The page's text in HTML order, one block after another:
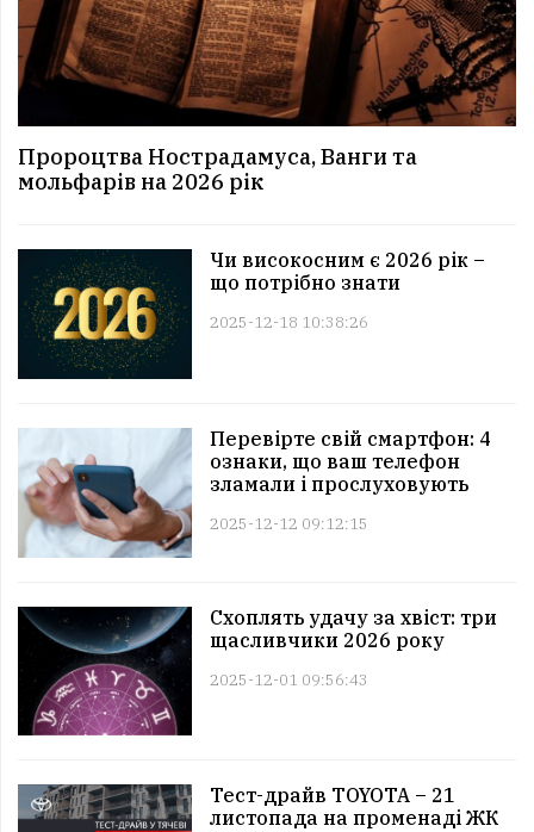
Пророцтва Нострадамуса, Ванги та
мольфарів на 2026 рік
Чи високосним є 2026 рік –
що потрібно знати
2025-12-18 10:38:26
Перевірте свій смартфон: 4
ознаки, що ваш телефон
зламали і прослуховують
2025-12-12 09:12:15
Схоплять удачу за хвіст: три
щасливчики 2026 року
2025-12-01 09:56:43
Тест-драйв TOYOTA – 21
листопада на променаді ЖК